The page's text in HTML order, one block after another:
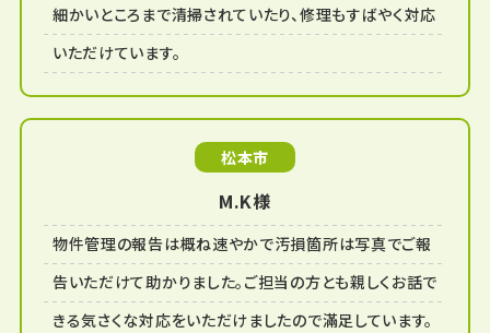
細かいところまで清掃されていたり、修理もすばやく対応
いただけています。
松本市
M.K様
物件管理の報告は概ね速やかで汚損箇所は写真でご報
告いただけて助かりました。ご担当の方とも親しくお話で
きる気さくな対応をいただけましたので滿足しています。